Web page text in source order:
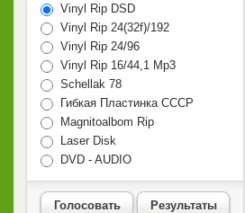
Vinyl Rip DSD
Vinyl Rip 24(32f)/192
Vinyl Rip 24/96
Vinyl Rip 16/44,1 Mp3
Schellak 78
Гибкая Пластинка СССР
Magnitoalbom Rip
Laser Disk
DVD - AUDIO
Голосовать Результаты